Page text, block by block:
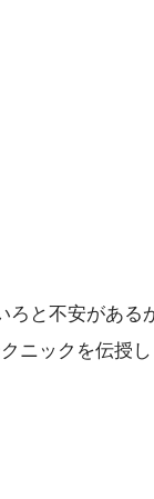
ろと不安があ
ニックを伝授